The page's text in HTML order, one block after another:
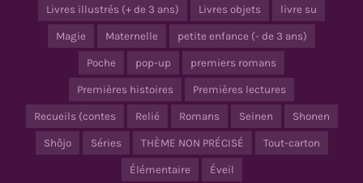
Livres illustrés (+ de 3 ans) Livres objets livre su
Magie Maternelle petite enfance (- de 3 ans)
Poche pop-up premiers romans
Premières histoires Premières lectures
Recueils (contes Relié Romans Seinen Shonen
Shôjo Séries THÈME NON PRÉCISÉ Tout-carton
Élémentaire Éveil